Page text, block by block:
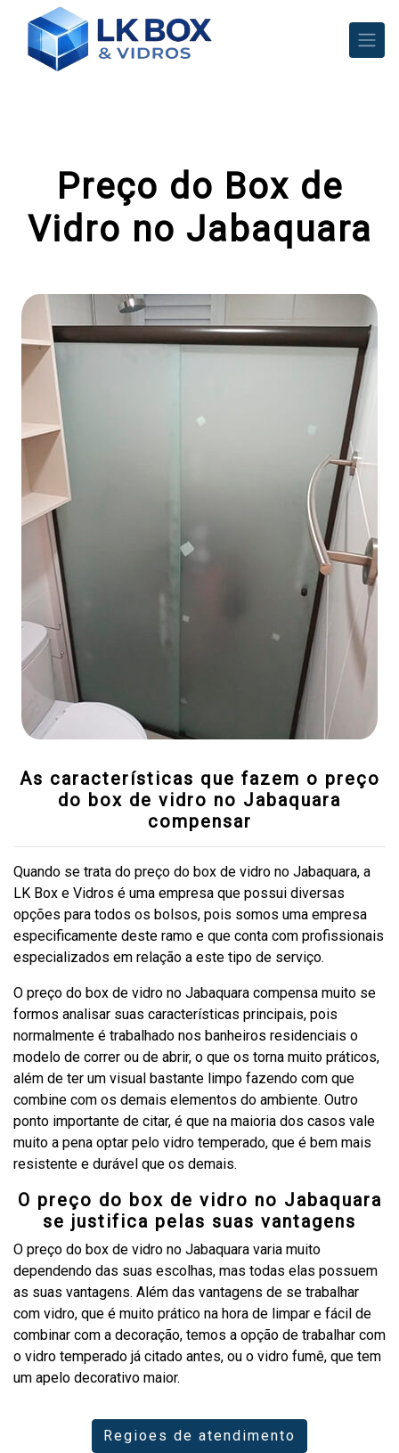
Preço do Box de
Vidro no Jabaquara
As características que fazem o preço
do box de vidro no Jabaquara
compensar
Quando se trata do preço do box de vidro no Jabaquara, a
LK Box e Vidros é uma empresa que possui diversas
opções para todos os bolsos, pois somos uma empresa
especificamente deste ramo e que conta com profissionais
especializados em relação a este tipo de serviço.
O preço do box de vidro no Jabaquara compensa muito se
formos analisar suas características principais, pois
normalmente é trabalhado nos banheiros residenciais o
modelo de correr ou de abrir, o que os torna muito práticos,
além de ter um visual bastante limpo fazendo com que
combine com os demais elementos do ambiente. Outro
ponto importante de citar, é que na maioria dos casos vale
muito a pena optar pelo vidro temperado, que é bem mais
resistente e durável que os demais.
O preço do box de vidro no Jabaquara
se justifica pelas suas vantagens
O preço do box de vidro no Jabaquara varia muito
dependendo das suas escolhas, mas todas elas possuem
as suas vantagens. Além das vantagens de se trabalhar
com vidro, que é muito prático na hora de limpar e fácil de
combinar com a decoração, temos a opção de trabalhar com
o vidro temperado já citado antes, ou o vidro fumê, que tem
um apelo decorativo maior.
Regioes de atendimento